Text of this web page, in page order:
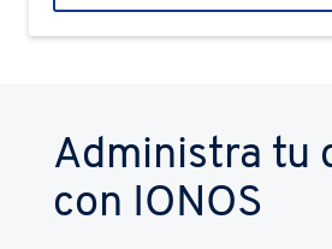
Administra tu
con IONOS